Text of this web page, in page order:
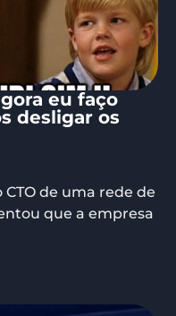
eu faço
desligar os
CTO de uma rede de
que a empresa